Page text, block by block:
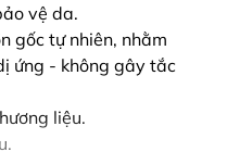
vệ da.
gốc tự nhiên, nhằm
ứng - không gây tắc
liệu.